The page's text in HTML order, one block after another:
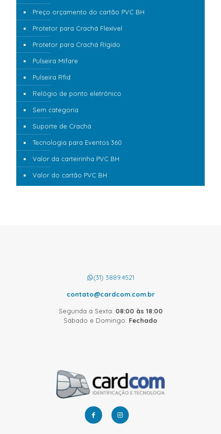
Preço orçamento do cartão PVC BH
Protetor para Crachá Flexível
Protetor para Crachá Rígido
Pulseira Mifare
Pulseira Rfid
Relógio de ponto eletrônico
Sem categoria
Suporte de Crachá
Tecnologia para Eventos 360
Valor da carteirinha PVC BH
Valor do cartão PVC BH
(31) 3889.4521
contato@cardcom.com.br
Segunda a Sexta: 08:00 às 18:00
Sábado e Domingo: Fechado